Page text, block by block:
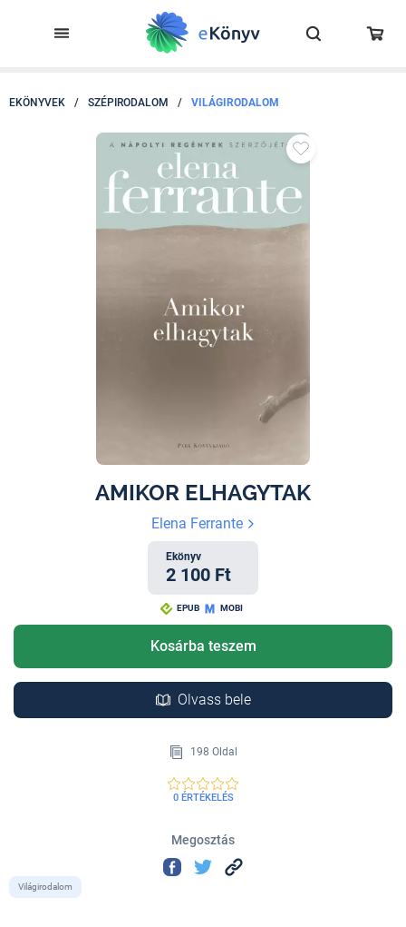
EKÖNYVEK / SZÉPIRODALOM / VILÁGIRODALOM
AMIKOR ELHAGYTAK
Elena Ferrante
Ekönyv
2 100 Ft
EPUB MOBI
Kosárba teszem
Olvass bele
198 Oldal
0 ÉRTÉKELÉS
Megosztás
Világirodalom